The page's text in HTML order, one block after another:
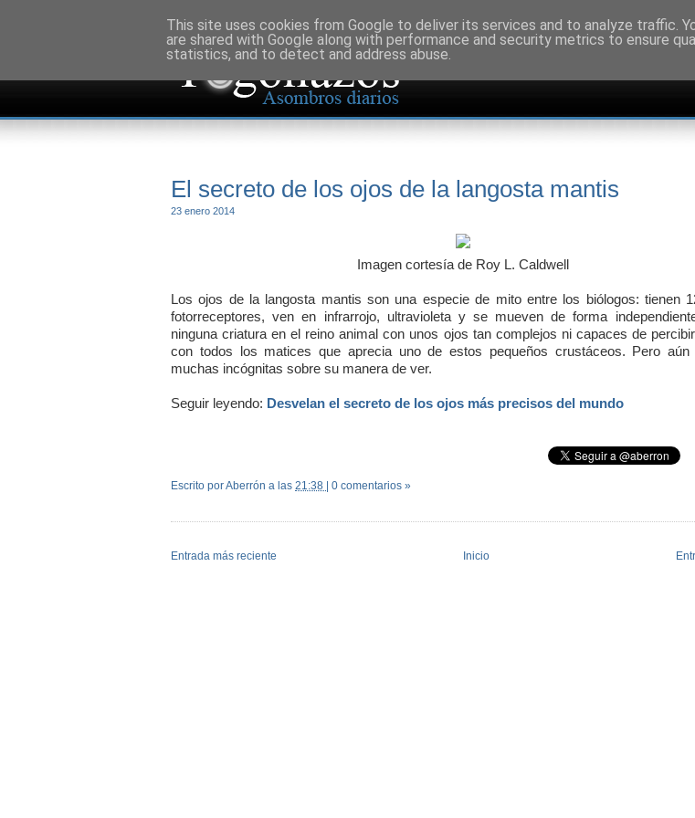
El secreto de los ojos de la langosta mantis
23 enero 2014
Imagen cortesía de Roy L. Caldwell
Los ojos de la langosta mantis son una especie de mito entre los biólogos: tienen
fotorreceptores, ven en infrarrojo, ultravioleta y se mueven de forma
ninguna criatura en el reino animal con unos ojos tan complejos ni capaces de
con todos los matices que aprecia uno de estos pequeños crustáceos. Pero aún
muchas incógnitas sobre su manera de ver.
Seguir leyendo: Desvelan el secreto de los ojos más precisos del mundo
Escrito por Aberrón a las 21:38 | 0 comentarios »
Entrada más reciente Inicio
This site uses cookies from Google to deliver its services and to analyze traffic.
are shared with Google along with performance and security metrics to ensure
statistics, and to detect and address abuse.